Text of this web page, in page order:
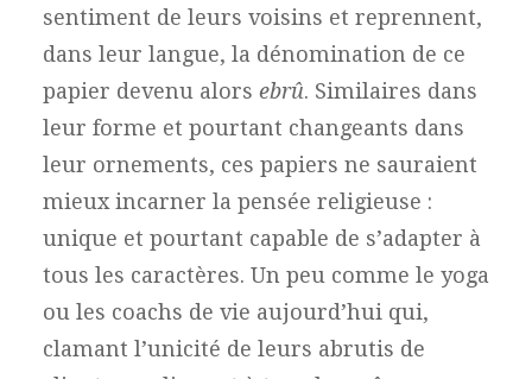
sentiment de leurs voisins et reprennent,
dans leur langue, la dénomination de ce
papier devenu alors ebrû. Similaires dans
leur forme et pourtant changeants dans
leur ornements, ces papiers ne sauraient
mieux incarner la pensée religieuse :
unique et pourtant capable de s’adapter à
tous les caractères. Un peu comme le yoga
ou les coachs de vie aujourd’hui qui,
clamant l’unicité de leurs abrutis de